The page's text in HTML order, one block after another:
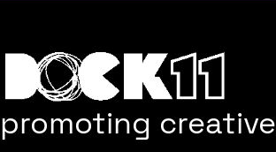
promoting creative